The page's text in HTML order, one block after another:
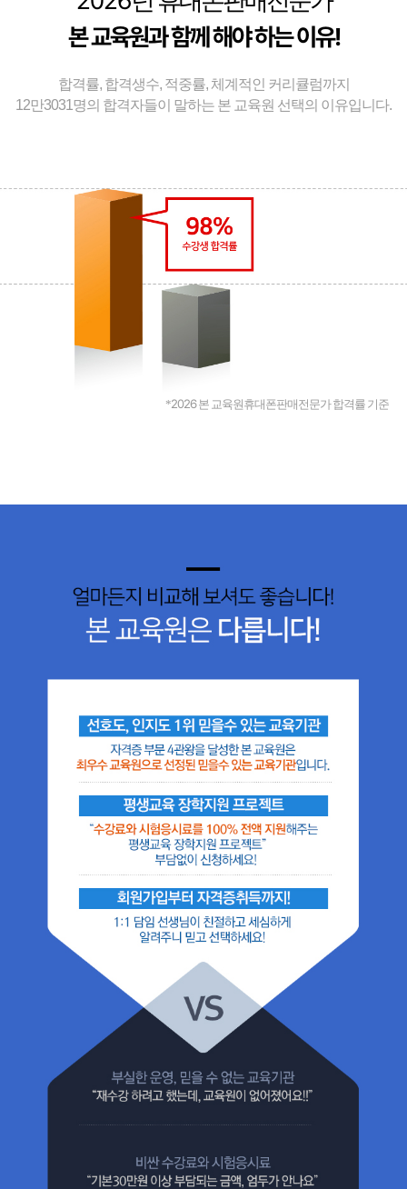
본 교육원과 함께 해야 하는 이유!
합격률, 합격생수, 적중률, 체계적인 커리큘럼까지
12만3031명의 합격자들이 말하는 본 교육원 선택의 이유입니다.
*2026본 교육원휴대폰판매전문가 합격률 기준